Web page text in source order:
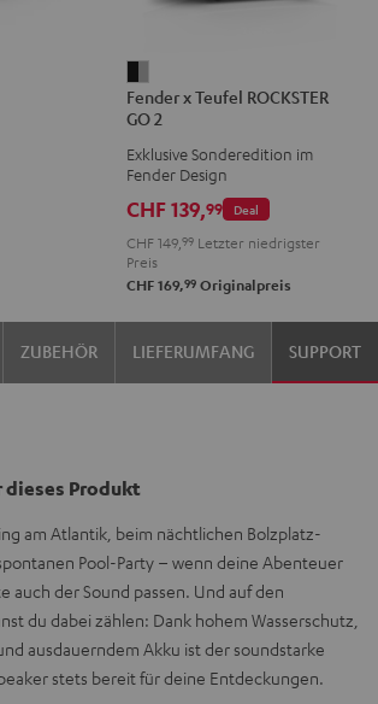
x
Teufel
ROCKSTER
2
Black
Fender x Teufel ROCKSTER
GO 2
Exklusive Sonderedition im
Fender Design
Deal
CHF 139,99
CHF 149, 99 Letzter niedrigster
Preis
CHF 169,99 Originalpreis
ZUBEHÖR LIEFERUMFANG SUPPORT
dieses Produkt
am Atlantik, beim nächtlichen Bolzplatz-
Pool-Party – wenn deine Abenteuer
auch der Sound passen. Und auf den
du dabei zählen: Dank hohem Wasserschutz,
ausdauerndem Akku ist der soundstarke
stets bereit für deine Entdeckungen.